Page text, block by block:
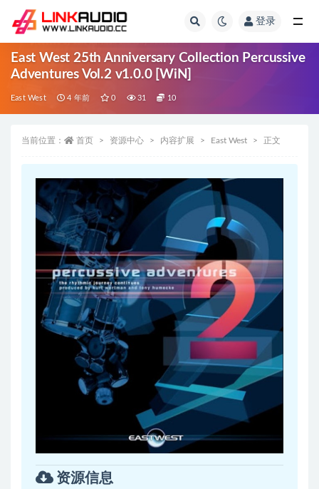
登录
East West 25th Anniversary Collection Percussive
Adventures Vol.2 v1.0.0 [WiN]
East West 4 年前 0 31 10
当前位置： 首页 资源中心 内容扩展 East West 正文
资源信息